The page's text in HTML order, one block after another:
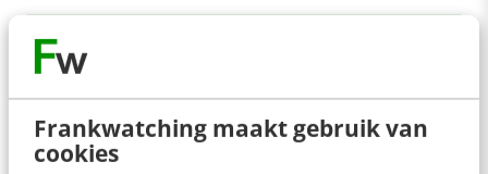
Frankwatching maakt gebruik van
cookies